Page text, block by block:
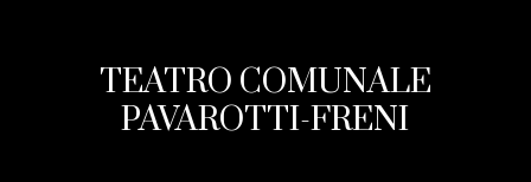
TEATRO COMUNALE
PAVAROTTI-FRENI